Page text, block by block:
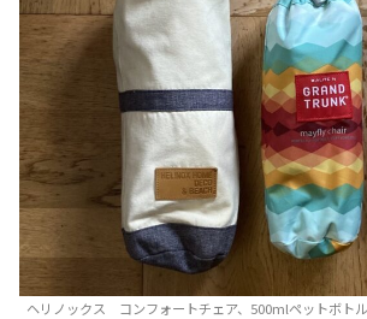
ヘリノックス コンフォートチェア、500mlペットボト